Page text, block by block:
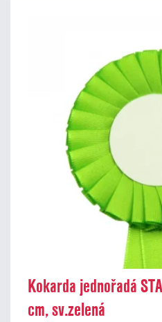
Kokarda jednořadá
cm, sv.zelená